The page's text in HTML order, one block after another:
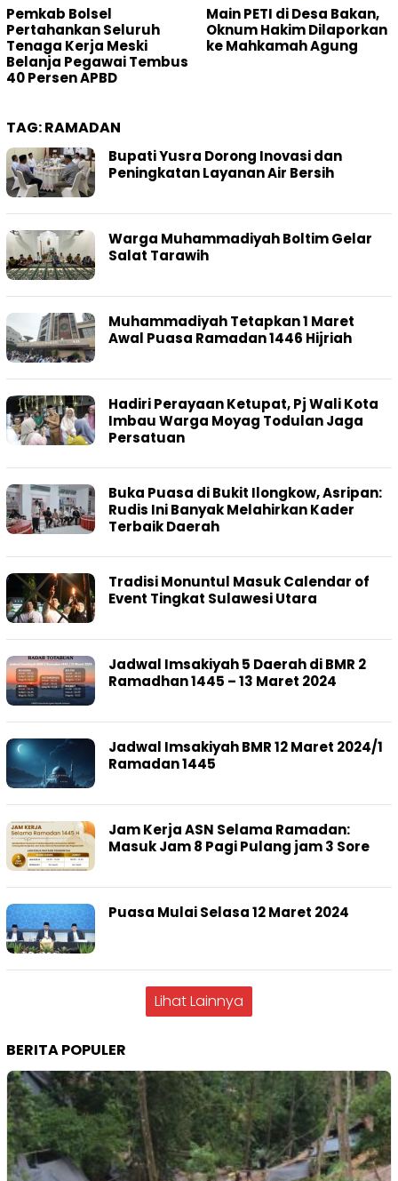
Pemkab Bolsel
Pertahankan Seluruh
Tenaga Kerja Meski
Belanja Pegawai Tembus
40 Persen APBD
Main PETI di Desa Bakan,
Oknum Hakim Dilaporkan
ke Mahkamah Agung
TAG:RAMADAN
Bupati Yusra Dorong Inovasi dan
Peningkatan Layanan Air Bersih
Warga Muhammadiyah Boltim Gelar
Salat Tarawih
Muhammadiyah Tetapkan 1 Maret
Awal Puasa Ramadan 1446 Hijriah
Hadiri Perayaan Ketupat, Pj Wali Kota
Imbau Warga Moyag Todulan Jaga
Persatuan
Buka Puasa di Bukit Ilongkow, Asripan:
Rudis Ini Banyak Melahirkan Kader
Terbaik Daerah
Tradisi Monuntul Masuk Calendar of
Event Tingkat Sulawesi Utara
Jadwal Imsakiyah 5 Daerah di BMR 2
Ramadhan 1445 – 13 Maret 2024
Jadwal Imsakiyah BMR 12 Maret 2024/1
Ramadan 1445
Jam Kerja ASN Selama Ramadan:
Masuk Jam 8 Pagi Pulang jam 3 Sore
Puasa Mulai Selasa 12 Maret 2024
Lihat Lainnya
BERITA POPULER